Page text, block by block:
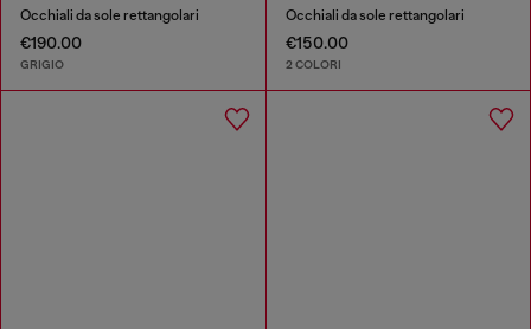
Occhiali da sole rettangolari
€190.00
GRIGIO
Occhiali da sole rettangolari
€150.00
2 COLORI